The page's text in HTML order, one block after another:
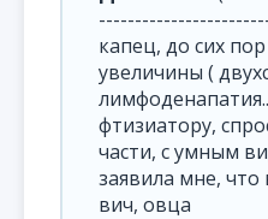
капец, до сих
увеличины (
фтизиатору,
части, с умным
заявила мне,
вич, овца